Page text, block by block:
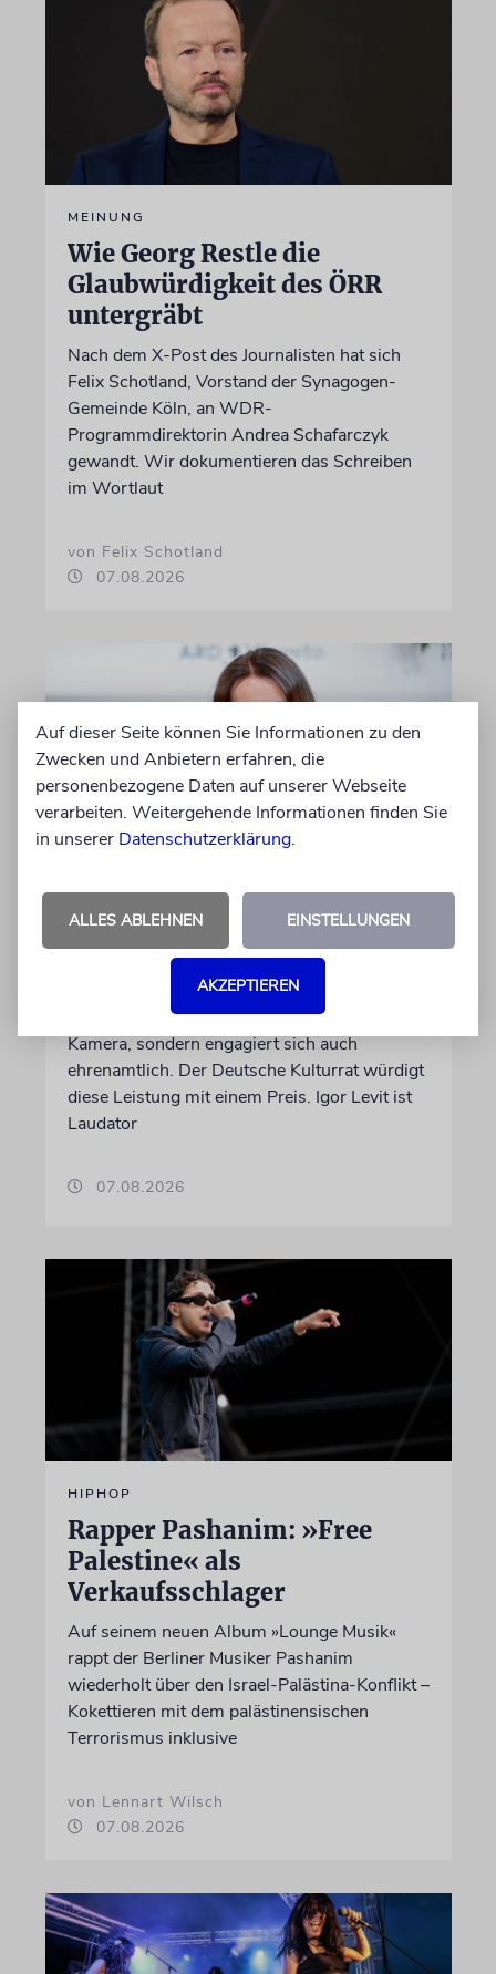
MEINUNG
Wie Georg Restle die
Glaubwürdigkeit des ÖRR
untergräbt
Nach dem X-Post des Journalisten hat sich
Felix Schotland, Vorstand der Synagogen-
Gemeinde Köln, an WDR-
Programmdirektorin Andrea Schafarczyk
gewandt. Wir dokumentieren das Schreiben
im Wortlaut
von Felix Schotland
07.08.2026
Einsatz gegen Judenhass:
Iris Berben erhält Deutschen
Kulturpolitikpreis
Die Schauspielerin steht nicht nur vor der
Kamera, sondern engagiert sich auch
ehrenamtlich. Der Deutsche Kulturrat würdigt
diese Leistung mit einem Preis. Igor Levit ist
Laudator
07.08.2026
HIPHOP
Rapper Pashanim: »Free
Palestine« als
Verkaufsschlager
Auf seinem neuen Album »Lounge Musik«
rappt der Berliner Musiker Pashanim
wiederholt über den Israel-Palästina-Konflikt –
Kokettieren mit dem palästinensischen
Terrorismus inklusive
von Lennart Wilsch
07.08.2026
Auf dieser Seite können Sie Informationen zu den
Zwecken und Anbietern erfahren, die
personenbezogene Daten auf unserer Webseite
verarbeiten. Weitergehende Informationen finden Sie
in unserer Datenschutzerklärung.
ALLES ABLEHNEN EINSTELLUNGEN
AKZEPTIEREN